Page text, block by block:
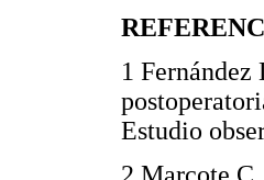
1
Estudio
2 Marcote